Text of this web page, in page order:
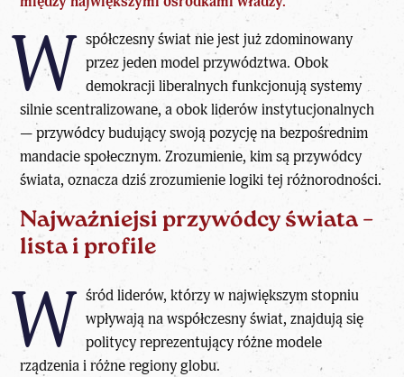
W spółczesny świat nie jest już zdominowany
przez jeden model przywództwa. Obok
demokracji liberalnych funkcjonują systemy
silnie scentralizowane, a obok liderów instytucjonalnych
— przywódcy budujący swoją pozycję na bezpośrednim
mandacie społecznym. Zrozumienie,kim są przywódcy
świata, oznacza dziś zrozumienie logiki tej różnorodności.
Najważniejsi przywódcy świata –
lista i profile
W śród liderów, którzy w największym stopniu
wpływają na współczesny świat, znajdują się
politycy reprezentujący różne modele
rządzenia i różne regiony globu.